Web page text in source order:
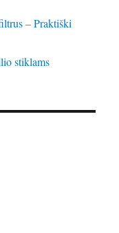
– Praktiški
stiklams